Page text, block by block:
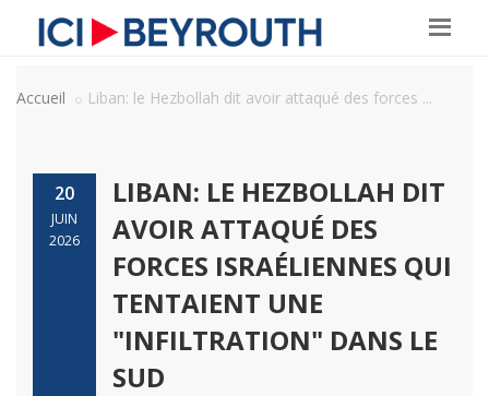
Accueil Liban: le Hezbollah dit avoir attaqué des forces ...
20
JUIN
2026
LIBAN: LE HEZBOLLAH DIT
AVOIR ATTAQUÉ DES
FORCES ISRAÉLIENNES QUI
TENTAIENT UNE
"INFILTRATION" DANS LE
SUD